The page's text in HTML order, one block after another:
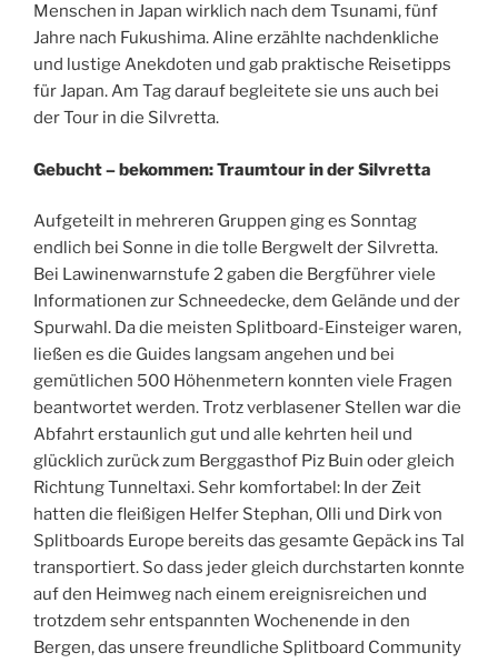
Menschen in Japan wirklich nach dem Tsunami, fünf
Jahre nach Fukushima. Aline erzählte nachdenkliche
und lustige Anekdoten und gab praktische Reisetipps
für Japan. Am Tag darauf begleitete sie uns auch bei
der Tour in die Silvretta.
Gebucht – bekommen: Traumtour in der Silvretta
Aufgeteilt in mehreren Gruppen ging es Sonntag
endlich bei Sonne in die tolle Bergwelt der Silvretta.
Bei Lawinenwarnstufe 2 gaben die Bergführer viele
Informationen zur Schneedecke, dem Gelände und der
Spurwahl. Da die meisten Splitboard-Einsteiger waren,
ließen es die Guides langsam angehen und bei
gemütlichen 500 Höhenmetern konnten viele Fragen
beantwortet werden. Trotz verblasener Stellen war die
Abfahrt erstaunlich gut und alle kehrten heil und
glücklich zurück zum Berggasthof Piz Buin oder gleich
Richtung Tunneltaxi. Sehr komfortabel: In der Zeit
hatten die fleißigen Helfer Stephan, Olli und Dirk von
Splitboards Europe bereits das gesamte Gepäck ins Tal
transportiert. So dass jeder gleich durchstarten konnte
auf den Heimweg nach einem ereignisreichen und
trotzdem sehr entspannten Wochenende in den
Bergen, das unsere freundliche Splitboard Community